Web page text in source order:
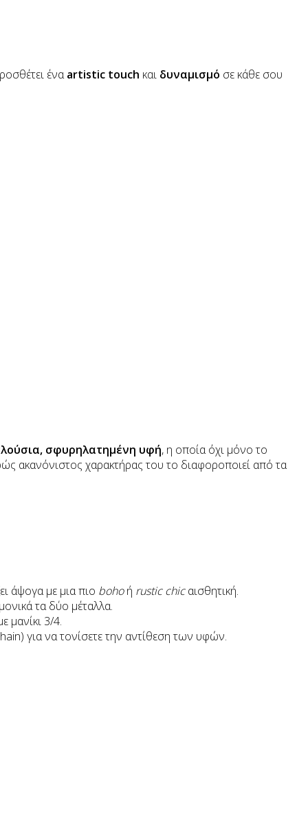
έναartistic touch και δυναμισμό σε κάθε σου
σφυρηλατημένη υφή, η οποία όχι μόνο το
ακανόνιστος χαρακτήρας του το διαφοροποιεί από τα
άψογα με μια πιο bohoή rustic chicαισθητική.
τα δύο μέταλλα.
μανίκι 3/4.
για να τονίσετε την αντίθεση των υφών.